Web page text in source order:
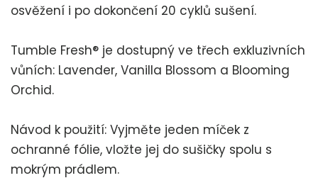
osvěžení i po dokončení 20 cyklů sušení.
Tumble Fresh® je dostupný ve třech exkluzivních
vůních: Lavender, Vanilla Blossom a Blooming
Orchid.
Návod k použití: Vyjměte jeden míček z
ochranné fólie, vložte jej do sušičky spolu s
mokrým prádlem.